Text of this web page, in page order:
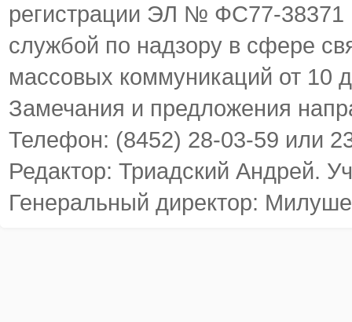
регистрации ЭЛ № ФС77-38371
службой по надзору в сфере
массовых коммуникаций от 10
Замечания и предложения
Телефон: (8452) 28-03-59 или
Редактор: Триадский Андрей.
Генеральный директор: